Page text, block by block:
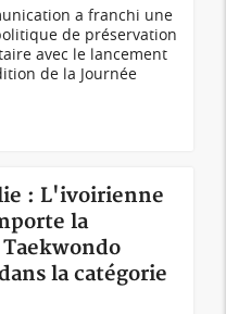
a franchi une
de préservation
avec le lancement
de la Journée
: L'ivoirienne
la
la catégorie